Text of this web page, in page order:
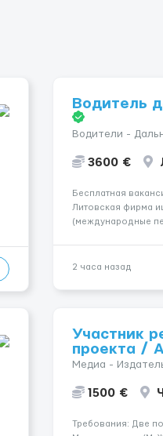
Водитель
Водители -
3600 €
Бесплатная
Литовская фирма
(международные
рефрижераторах.
2 часа назад
Участник
проекта /
Медиа -
1500 €
Требования: Две